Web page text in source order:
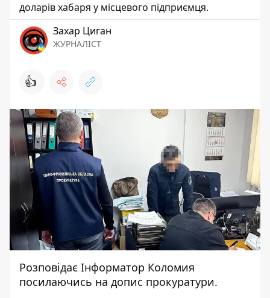
доларів хабаря у місцевого підприємця.
Захар Циган
ЖУРНАЛІСТ
👍
Розповідає Інформатор Коломия
посилаючись на допис прокуратури.